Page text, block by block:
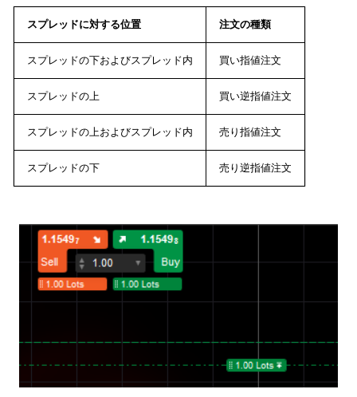
スプレッドに対する位置 注文の種類
スプレッドの下およびスプレッド内 買い指値注文
スプレッドの上 買い逆指値注文
スプレッドの上およびスプレッド内 売り指値注文
スプレッドの下 売り逆指値注文